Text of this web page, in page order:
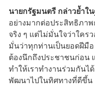
นายกรัฐมนตรี กล่าวย้ำใ
อย่างมากต่อประสิทธิภา
จริง ๆ แต่ไม่มั่นใจว่าใคร
มั่นว่าทุกท่านเป็นยอดฝีมื
ต้องนึกถึงประชาชนก่อน
ทำให้เราทำงานร่วมกันไ
พัฒนาไปในทิศทางที่ดีขึ้น